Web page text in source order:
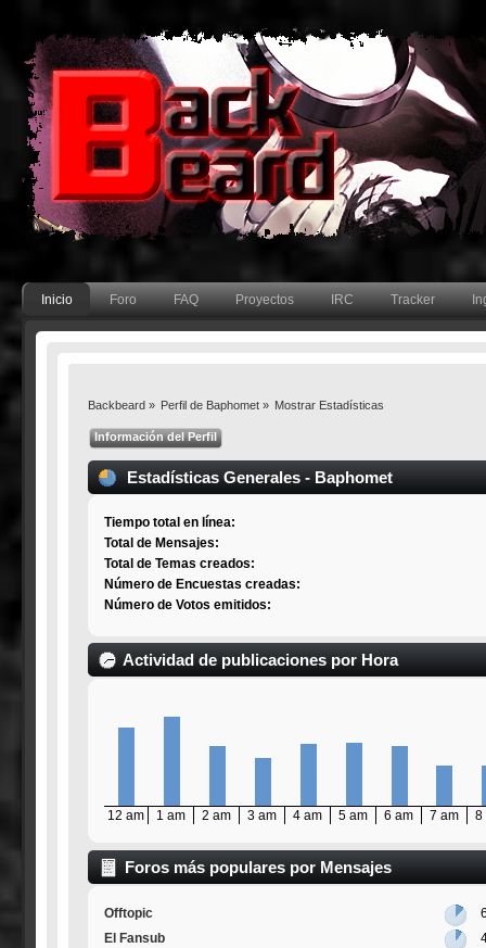
Inicio Foro FAQ Proyectos IRC Tracker
Backbeard» Perfil de Baphomet» Mostrar Estadísticas
Información del Perfil
Estadísticas Generales - Baphomet
Tiempo total en línea:
Total de Mensajes:
Total de Temas creados:
Número de Encuestas creadas:
Número de Votos emitidos:
Actividad de publicaciones por Hora
12 am 1 am 2 am 3 am 4 am 5 am 6 am 7 am 8
Foros más populares por Mensajes
Offtopic
El Fansub